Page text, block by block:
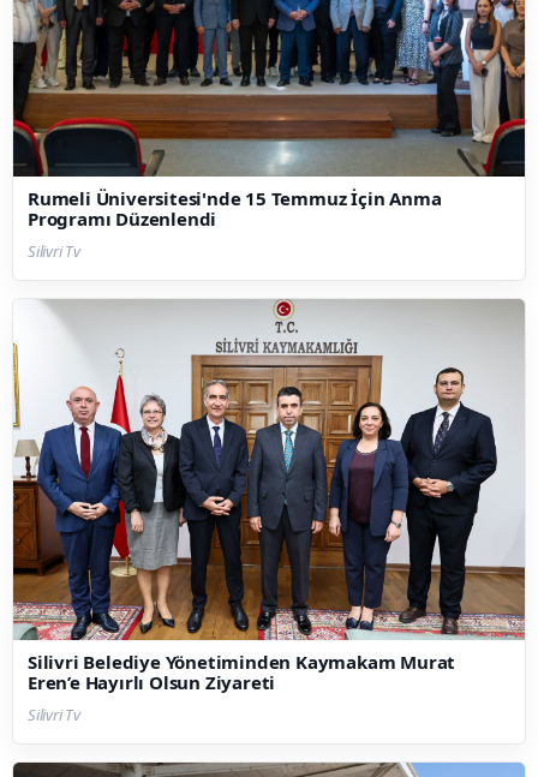
Rumeli Üniversitesi'nde 15 Temmuz İçin Anma
Programı Düzenlendi
Silivri Tv
Silivri Belediye Yönetiminden Kaymakam Murat
Eren’e Hayırlı Olsun Ziyareti
Silivri Tv